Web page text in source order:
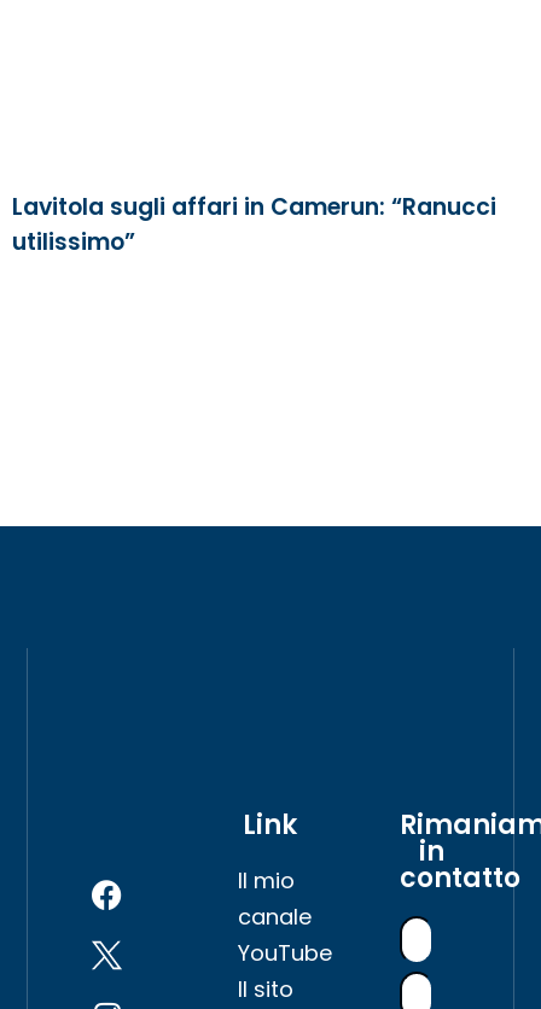
Lavitola sugli affari in Camerun: “Ranucci
utilissimo”
Link
Il mio
canale
YouTube
Il sito
in
contatto